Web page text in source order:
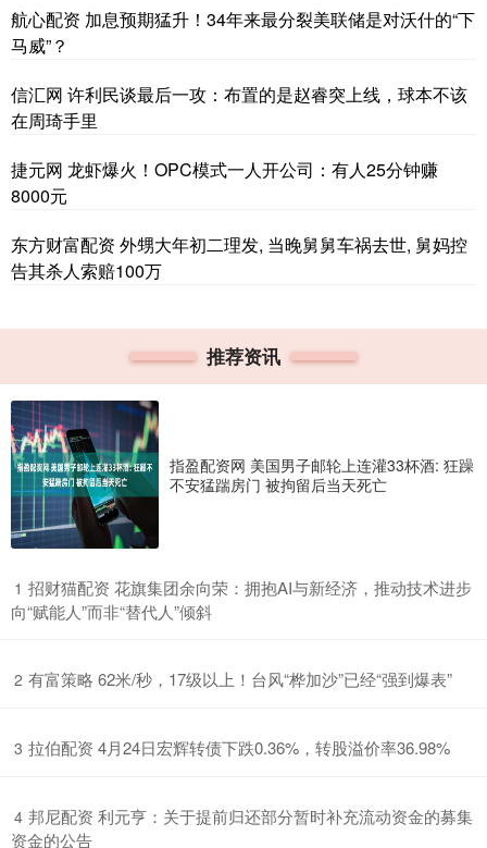
航心配资 加息预期猛升！34年来最分裂美联储是对沃什的“下
马威”？
信汇网 许利民谈最后一攻：布置的是赵睿突上线，球本不该
在周琦手里
捷元网 龙虾爆火！OPC模式一人开公司：有人25分钟赚
8000元
东方财富配资 外甥大年初二理发, 当晚舅舅车祸去世, 舅妈控
告其杀人索赔100万
推荐资讯
指盈配资网 美国男子邮轮上连灌33杯酒: 狂躁
不安猛踹房门 被拘留后当天死亡
1 ​招财猫配资 花旗集团余向荣：拥抱AI与新经济，推动技术进步
向“赋能人”而非“替代人”倾斜
2 ​有富策略 62米/秒，17级以上！台风“桦加沙”已经“强到爆表”
3 ​拉伯配资 4月24日宏辉转债下跌0.36%，转股溢价率36.98%
4 ​邦尼配资 利元亨：关于提前归还部分暂时补充流动资金的募集
资金的公告